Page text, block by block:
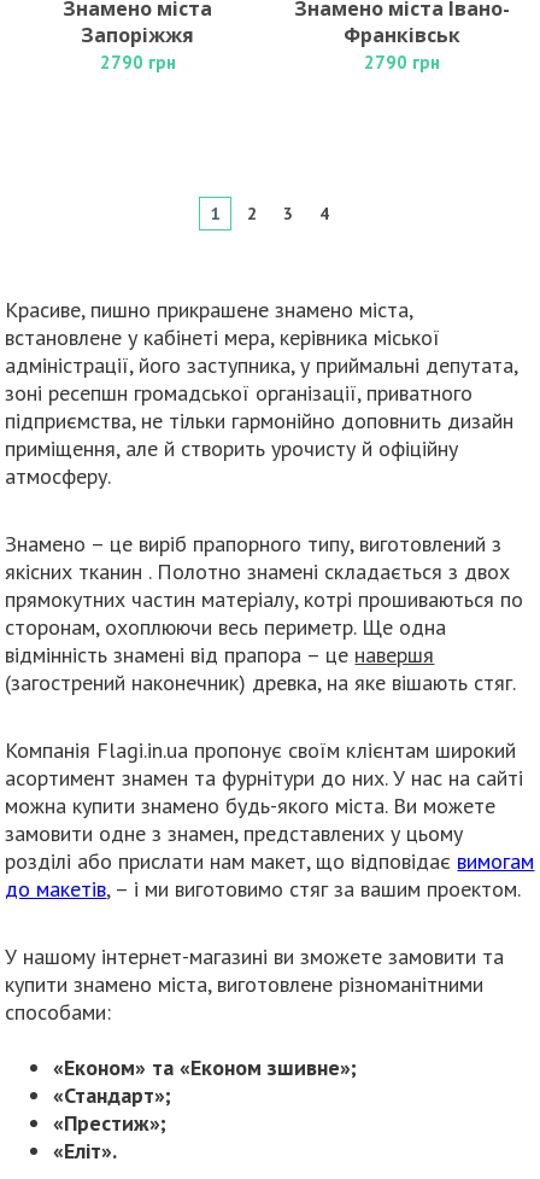
Знамено міста
Запоріжжя
2790 грн
Знамено міста Івано-
Франківськ
2790 грн
1 2 3 4
Красиве, пишно прикрашене знамено міста,
встановлене у кабінеті мера, керівника міської
адміністрації, його заступника, у приймальні депутата,
зоні ресепшн громадської організації, приватного
підприємства, не тільки гармонійно доповнить дизайн
приміщення, але й створить урочисту й офіційну
атмосферу.
Знамено – це виріб прапорного типу, виготовлений з
якісних тканин . Полотно знамені складається з двох
прямокутних частин матеріалу, котрі прошиваються по
сторонам, охоплюючи весь периметр. Ще одна
відмінність знамені від прапора – це навершя
(загострений наконечник) древка, на яке вішають стяг.
Компанія Flagi.in.ua пропонує своїм клієнтам широкий
асортимент знамен та фурнітури до них. У нас на сайті
можна купити знамено будь-якого міста. Ви можете
замовити одне з знамен, представлених у цьому
розділі або прислати нам макет, що відповідає вимогам
до макетів, – і ми виготовимо стяг за вашим проектом.
У нашому інтернет-магазині ви зможете замовити та
купити знамено міста, виготовлене різноманітними
способами:
«Економ» та «Економ зшивне»;
«Стандарт»;
«Престиж»;
«Еліт».